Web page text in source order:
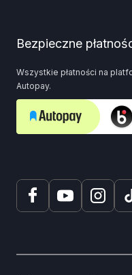
Bezpieczne
Wszystkie płatności na
Autopay.